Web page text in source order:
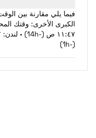
فيما يلي مقارنة بين
(-1h)